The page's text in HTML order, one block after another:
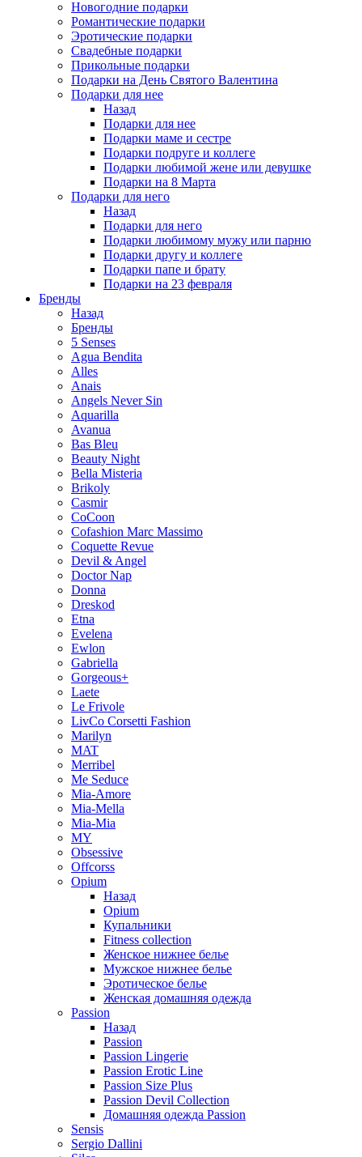
Новогодние подарки
Романтические подарки
Эротические подарки
Свадебные подарки
Прикольные подарки
Подарки на День Святого Валентина
Подарки для нее
Назад
Подарки для нее
Подарки маме и сестре
Подарки подруге и коллеге
Подарки любимой жене или девушке
Подарки на 8 Марта
Подарки для него
Назад
Подарки для него
Подарки любимому мужу или парню
Подарки другу и коллеге
Подарки папе и брату
Подарки на 23 февраля
Бренды
Назад
Бренды
5 Senses
Agua Bendita
Alles
Anais
Angels Never Sin
Aquarilla
Avanua
Bas Bleu
Beauty Night
Bella Misteria
Brikoly
Casmir
CoCoon
Cofashion Marc Massimo
Coquette Revue
Devil & Angel
Doctor Nap
Donna
Dreskod
Etna
Evelena
Ewlon
Gabriella
Gorgeous+
Laete
Le Frivole
LivCo Corsetti Fashion
Marilyn
MAT
Merribel
Me Seduce
Mia-Amore
Mia-Mella
Mia-Mia
MY
Obsessive
Offcorss
Opium
Назад
Opium
Купальники
Fitness collection
Женское нижнее белье
Мужское нижнее белье
Эротическое белье
Женская домашняя одежда
Passion
Назад
Passion
Passion Lingerie
Passion Erotic Line
Passion Size Plus
Passion Devil Collection
Домашняя одежда Passion
Sensis
Sergio Dallini